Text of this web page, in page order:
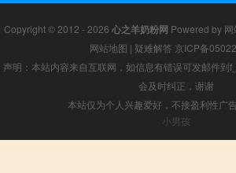
Copyright © 2012 - 2026 心之羊奶粉网 Powered by
网站地图 | 疑难解答 京ICP备
声明：本站内容来自互联网，如信息有错误可发邮件到
会及时纠正，谢谢
本站仅为个人兴趣爱好，不接盈利性广
小男孩